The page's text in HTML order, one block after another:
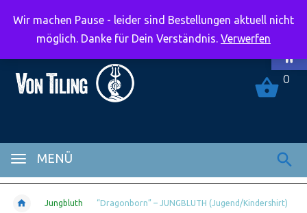
MENÜ
0
Jungbluth “Dragonborn” – JUNGBLUTH (Jugend/Kindershirt)
Wir machen Pause - leider sind Bestellungen aktuell nicht
möglich. Danke für Dein Verständnis. Verwerfen